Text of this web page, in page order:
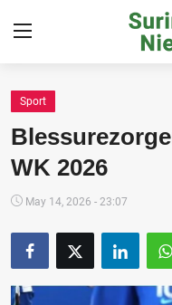
Home
Buitenland
Sport
Cultuur & Media
Sport
WK 2026
May 14, 2026 - 23:07